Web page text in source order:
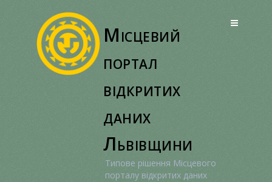
Місцевий
портал
відкритих
даних
Львівщини
Типове рішення Місцевого
порталу відкритих даних